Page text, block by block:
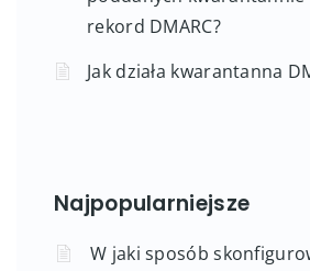
rekord DMARC?
Jak działa kwarantanna
Najpopularniejsze
W jaki sposób